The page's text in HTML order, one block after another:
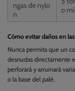
ngas de nylo
n
o
Cómo evitar daños en
Nunca permita que un
desnudas directamente
perforará y arruinará
o la base del palé.